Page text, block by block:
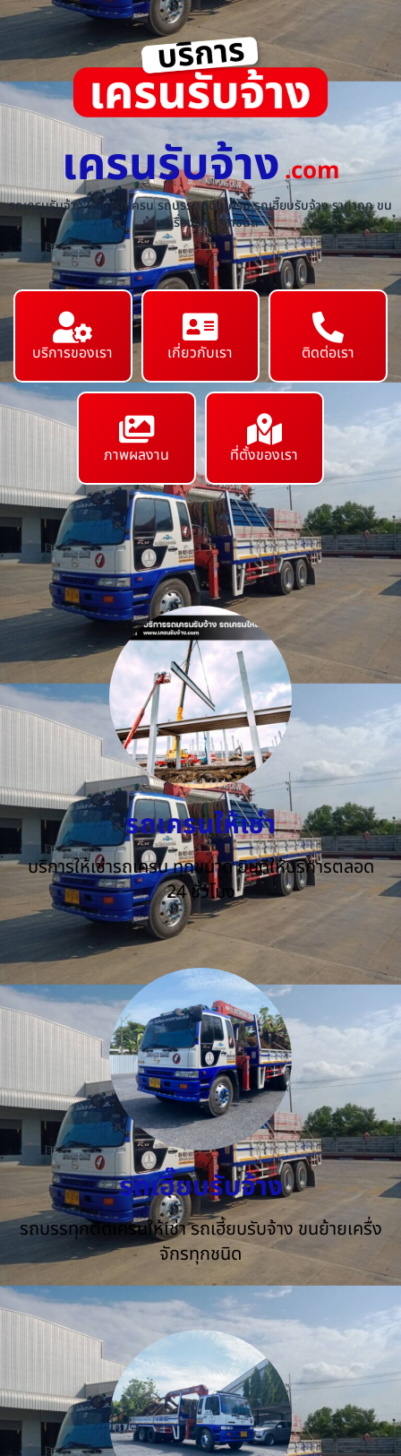
เครนรับจ้าง.com
รถเครนรับจ้าง ให้เช่ารถเครน รถบรรทุกติดเครน รถเฮี๊ยบรับจ้าง ราคาถูก ขน
ย้ายเครื่องจักร ทุกชนิด
บริการของเรา เกี่ยวกับเรา ติดต่อเรา
ภาพผลงาน ที่ตั้งของเรา
รถเครนให้เช่า
บริการให้เช่ารถเครน ทุกขนาด ยินดีให้บริการตลอด
24 ชั่วโมง
รถเฮี๊ยบรับจ้าง
รถบรรทุกติดเครนให้เช่า รถเฮี้ยบรับจ้าง ขนย้ายเครื่ง
จักรทุกชนิด